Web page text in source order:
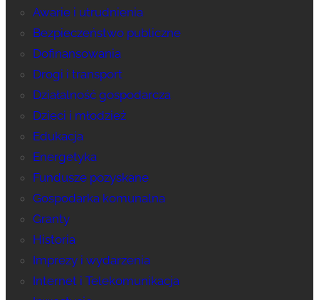
Awarie i utrudnienia
Bezpieczeństwo publiczne
Dofinansowania
Drogi i transport
Działalność gospodarcza
Dzieci i młodzież
Edukacja
Energetyka
Fundusze pozyskane
Gospodarka komunalna
Granty
Historia
Imprezy i wydarzenia
Internet i Telekomunikacja